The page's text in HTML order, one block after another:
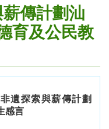
傳計劃汕
育及公民教
遺探索與薪傳計劃
感言